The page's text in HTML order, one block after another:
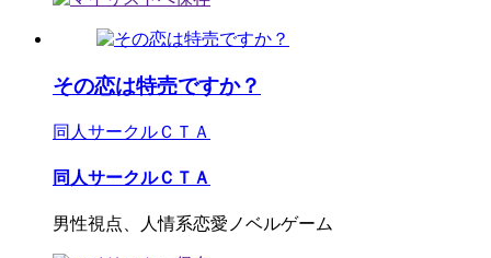
その恋は特売ですか？
同人サークルＣＴＡ
同人サークルＣＴＡ
男性視点、人情系恋愛ノベルゲーム